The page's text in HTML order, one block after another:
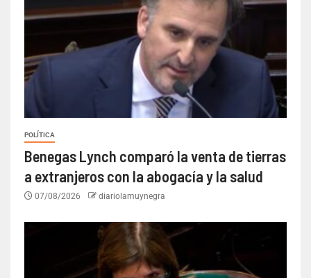
POLÍTICA
Benegas Lynch comparó la venta de tierras
a extranjeros con la abogacía y la salud
07/08/2026 diariolamuynegra